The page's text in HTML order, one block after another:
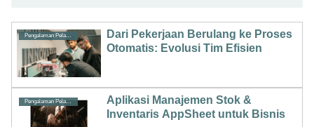
Pengalaman Pelanggan
Dari Pekerjaan Berulang ke Proses
Otomatis: Evolusi Tim Efisien
Pengalaman Pelanggan
Aplikasi Manajemen Stok &
Inventaris AppSheet untuk Bisnis